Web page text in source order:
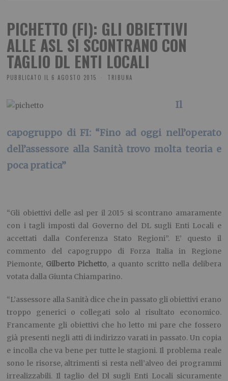
PICHETTO (FI): GLI OBIETTIVI
ALLE ASL SI SCONTRANO CON
TAGLIO DL ENTI LOCALI
PUBBLICATO IL 6 AGOSTO 2015 TRIBUNA
Il
capogruppo di FI: “Fino ad oggi nell’operato
dell’assessore alla Sanità trovo molta teoria e
poca pratica”
“Gli obiettivi delle asl per il 2015 si scontrano amaramente
con i tagli imposti dal Governo del DL sugli Enti Locali e
accettati dalla Conferenza Stato Regioni”. E’ questo il
commento del capogruppo di Forza Italia in Regione
Piemonte, Gilberto Pichetto, a quanto scritto nella delibera
votata dalla Giunta Chiamparino.
“L’assessore alla Sanità dice che in passato gli obiettivi erano
troppo generici o collegati solo al risultato economico.
Francamente gli obiettivi che ho letto mi pare che fossero
già presenti negli atti di indirizzo varati in passato. Un copia
e incolla che va bene per tutte le stagioni. Il problema reale
sono le risorse, altrimenti si resta nell’alveo dei programmi
irrealizzabili. Il taglio del Dl sugli Enti Locali sicuramente